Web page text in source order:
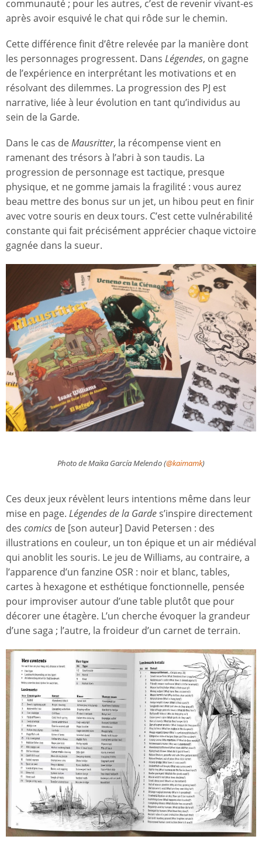
communauté ; pour les autres, c’est de revenir vivant-es
après avoir esquivé le chat qui rôde sur le chemin.
Cette différence finit d’être relevée par la manière dont
les personnages progressent. Dans Légendes, on gagne
de l’expérience en interprétant les motivations et en
résolvant des dilemmes. La progression des PJ est
narrative, liée à leur évolution en tant qu’individus au
sein de la Garde.
Dans le cas deMausritter, la récompense vient en
ramenant des trésors à l’abri à son taudis. La
progression de personnage est tactique, presque
physique, et ne gomme jamais la fragilité : vous aurez
beau mettre des bonus sur un jet, un hibou peut en finir
avec votre souris en deux tours. C’est cette vulnérabilité
constante qui fait précisément apprécier chaque victoire
gagnée dans la sueur.
Photo de Maika García Melendo (@kaimamk)
Ces deux jeux révèlent leurs intentions même dans leur
mise en page. Légendes de la Gardes’inspire directement
des comics de [son auteur] David Petersen : des
illustrations en couleur, un ton épique et un air médiéval
qui anoblit les souris. Le jeu de Williams, au contraire, a
l’apparence d’un fanzine OSR : noir et blanc, tables,
cartes à hexagone et esthétique fonctionnelle, pensée
pour improviser autour d’une table plutôt que pour
décorer une étagère. L’un cherche évoquer la grandeur
d’une saga ; l’autre, la froideur d’un carnet de terrain.